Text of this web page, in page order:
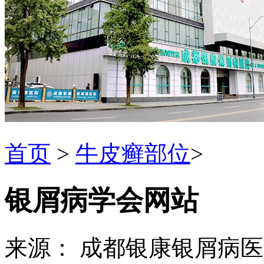
首页 > 牛皮癣部位>
银屑病学会网站
来源： 成都银康银屑病